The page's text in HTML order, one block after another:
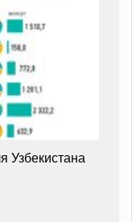
Узбекистана